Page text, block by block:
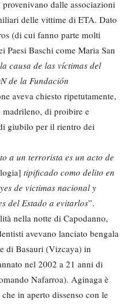
dalle associazioni
delle vittime di ETA. Dato
(di cui fanno parte molti
Paesi Baschi come Maria San
causa de las víctimas del
de la Fundación
aveva chiesto ripetutamente,
madrileno, di proibire e
giubilo per il rientro dei
a un terrorista es un acto de
tipificado como delito en
de victimas nacional y
del Estado a evitarlos”.
nella notte di Capodanno,
avevano lanciato bengala
di Basauri (Vizcaya) in
nel 2002 a 21 anni di
Nafarroa). Aginaga è
in aperto dissenso con le